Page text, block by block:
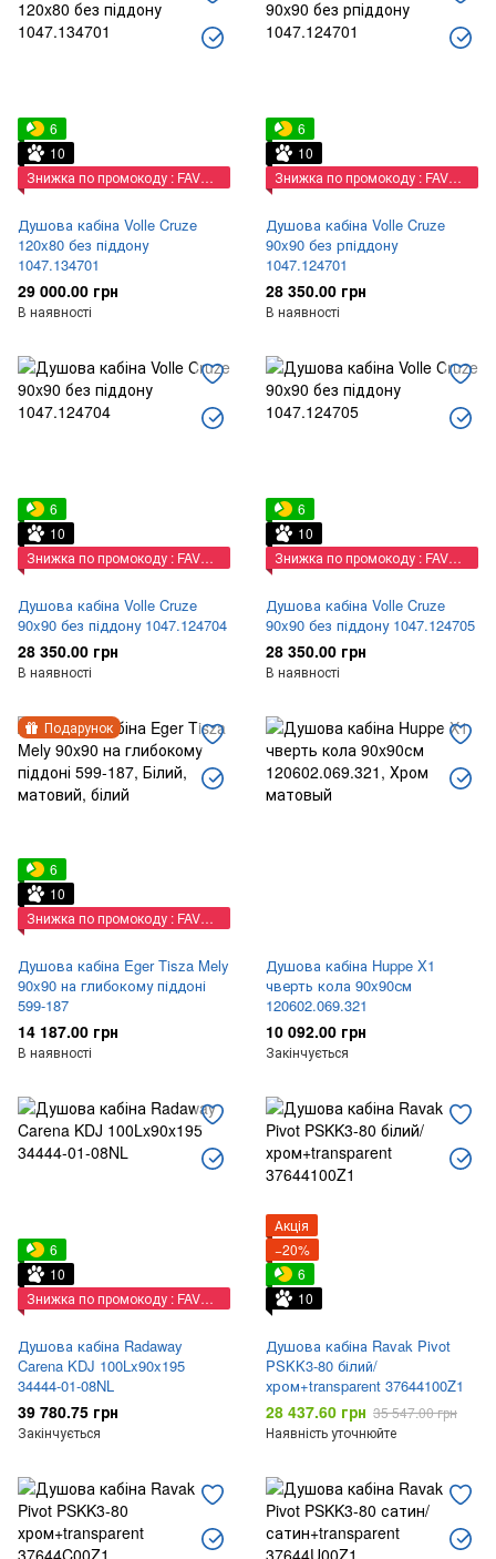
6
10
Знижка по промокоду : FAVORIT
Душова кабіна Volle Cruze
120x80 без піддону
1047.134701
29 000.00 грн
В наявності
6
10
Знижка по промокоду : FAVORIT
Душова кабіна Volle Cruze
90x90 без рпіддону
1047.124701
28 350.00 грн
В наявності
6
10
Знижка по промокоду : FAVORIT
Душова кабіна Volle Cruze
90x90 без піддону 1047.124704
28 350.00 грн
В наявності
6
10
Знижка по промокоду : FAVORIT
Душова кабіна Volle Cruze
90x90 без піддону 1047.124705
28 350.00 грн
В наявності
Подарунок
6
10
Знижка по промокоду : FAVORIT
Душова кабіна Eger Tisza Mely
90x90 на глибокому піддоні
599-187
14 187.00 грн
В наявності
Душова кабіна Huppe X1
чверть кола 90x90см
120602.069.321
10 092.00 грн
Закінчується
6
10
Знижка по промокоду : FAVORIT
Душова кабіна Radaway
Carena KDJ 100Lx90x195
34444-01-08NL
39 780.75 грн
Закінчується
Акція
−20%
6
10
Душова кабіна Ravak Pivot
PSKK3-80 білий/
хром+transparent 37644100Z1
28 437.60 грн 35 547.00 грн
Наявність уточнюйте